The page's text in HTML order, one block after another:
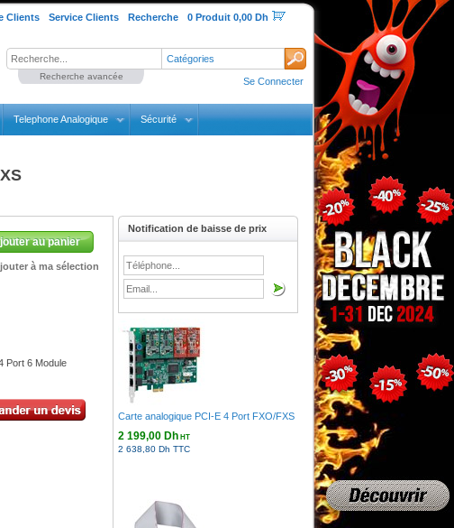
Clients Service Clients Recherche 0 Produit 0,00 Dh
Catégories
Recherche avancée Se Connecter
Telephone Analogique Sécurité
au panier
à ma sélection
Port 6 Module
Notification de baisse de prix
Carte analogique PCI-E 4 Port FXO/FXS
2 199,00 DhHT
2 638,80 Dh TTC